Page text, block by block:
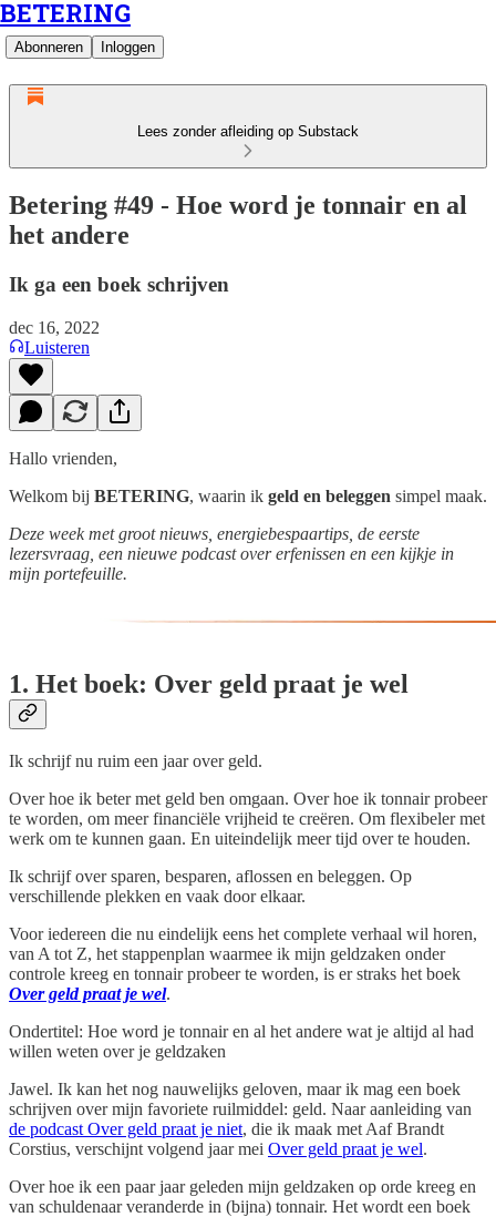
BETERING
Abonneren Inloggen
Lees zonder afleiding op Substack
Betering #49 - Hoe word je tonnair en al
het andere
Ik ga een boek schrijven
dec 16, 2022
Luisteren
Hallo vrienden,
Welkom bij BETERING, waarin ik geld en beleggen simpel maak.
Deze week met groot nieuws, energiebespaartips, de eerste
lezersvraag, een nieuwe podcast over erfenissen en een kijkje in
mijn portefeuille.
1. Het boek: Over geld praat je wel
Ik schrijf nu ruim een jaar over geld.
Over hoe ik beter met geld ben omgaan. Over hoe ik tonnair probeer
te worden, om meer financiële vrijheid te creëren. Om flexibeler met
werk om te kunnen gaan. En uiteindelijk meer tijd over te houden.
Ik schrijf over sparen, besparen, aflossen en beleggen. Op
verschillende plekken en vaak door elkaar.
Voor iedereen die nu eindelijk eens het complete verhaal wil horen,
van A tot Z, het stappenplan waarmee ik mijn geldzaken onder
controle kreeg en tonnair probeer te worden, is er straks het boek
Over geld praat je wel.
Ondertitel: Hoe word je tonnair en al het andere wat je altijd al had
willen weten over je geldzaken
Jawel. Ik kan het nog nauwelijks geloven, maar ik mag een boek
schrijven over mijn favoriete ruilmiddel: geld. Naar aanleiding van
de podcast Over geld praat je niet, die ik maak met Aaf Brandt
Corstius, verschijnt volgend jaar mei Over geld praat je wel.
Over hoe ik een paar jaar geleden mijn geldzaken op orde kreeg en
van schuldenaar veranderde in (bijna) tonnair. Het wordt een boek